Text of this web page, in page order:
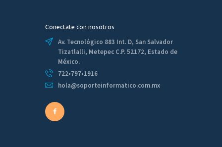
Conectate con nosotros
Av. Tecnológico 883 Int. D, San Salvador
Tizatlalli, Metepec C.P. 52172, Estado de
México.
722•797•1916
hola@soporteinformatico.com.mx